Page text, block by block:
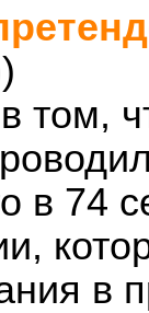
том,
в 74
в